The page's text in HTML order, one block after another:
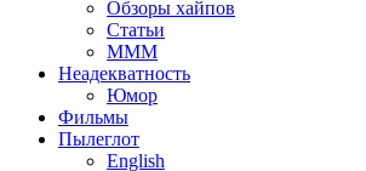
Обзоры хайпов
Статьи
МММ
Неадекватность
Юмор
Фильмы
Пылеглот
English